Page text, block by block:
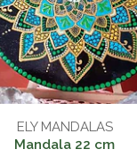
ELY MANDALAS
Mandala 22 cm